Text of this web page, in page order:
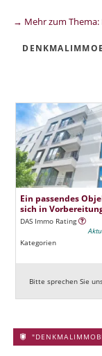
→ Mehr zum
Ein passendes
sich in
DAS Immo Rating
Kategorien
Bitte sprechen Sie